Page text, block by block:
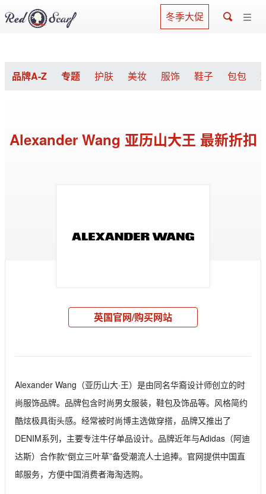
冬季大促
品牌A-Z 专题 护肤 美妆 服饰 鞋子 包包
Alexander Wang 亚历山大王 最新折扣
英国官网/购买网站
Alexander Wang（亚历山大·王）是由同名华裔设计师创立的时
尚服饰品牌。品牌包含时尚男女服装，鞋包及饰品等。风格简约
酷炫极具街头感。经常被时尚博主选做穿搭，品牌又推出了
DENIM系列，主要专注牛仔单品设计。品牌近年与Adidas（阿迪
达斯）合作款“倒立三叶草”备受潮流人士追捧。官网提供中国直
邮服务，方便中国消费者海淘选购。